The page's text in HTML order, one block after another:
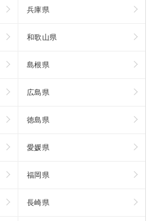
兵庫県
和歌山県
島根県
広島県
徳島県
愛媛県
福岡県
長崎県